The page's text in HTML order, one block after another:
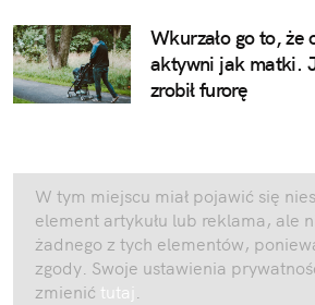
Wkurzało go to, że
aktywni jak matki.
zrobił furorę
W tym miejscu miał pojawić się
element artykułu lub reklama, ale
żadnego z tych elementów,
zgody. Swoje ustawienia
zmienić tutaj .